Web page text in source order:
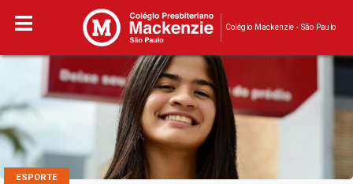
Colégio Mackenzie - São Paulo
ESPORTE